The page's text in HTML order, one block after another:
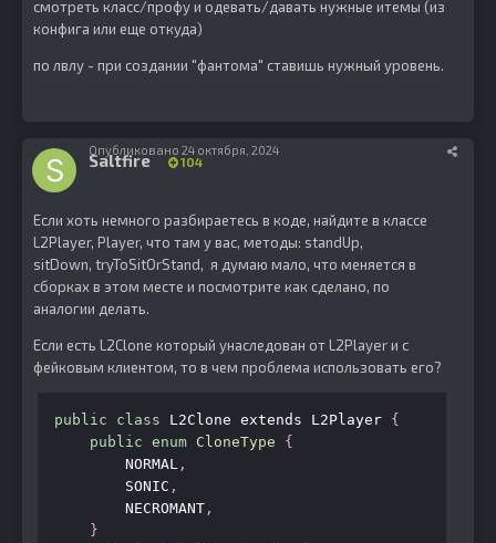
смотреть класс/профу и одевать/давать нужные итемы (из
конфига или еще откуда)
по лвлу - при создании "фантома" ставишь нужный уровень.
Saltfire 104
Опубликовано 24 октября, 2024
Если хоть немного разбираетесь в коде, найдите в классе
L2Player, Player, что там у вас, методы: standUp,
sitDown, tryToSitOrStand, я думаю мало, что меняется в
сборках в этом месте и посмотрите как сделано, по
аналогии делать.
Если есть L2Clone который унаследован от L2Player и c
фейковым клиентом, то в чем проблема использовать его?
public class L2Clone extends L2Player {
public enum CloneType
{
NORMAL ,
SONIC ,
NECROMANT ,
}